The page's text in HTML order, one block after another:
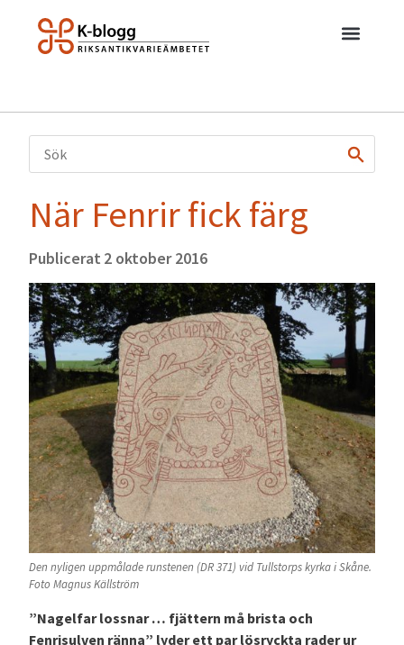
När Fenrir fick färg
Publicerat 2 oktober 2016
Den nyligen uppmålade runstenen (DR 371) vid Tullstorps kyrka i Skåne.
Foto Magnus Källström
”Nagelfar lossnar … fjättern må brista och
Fenrisulven ränna” lyder ett par lösryckta rader ur